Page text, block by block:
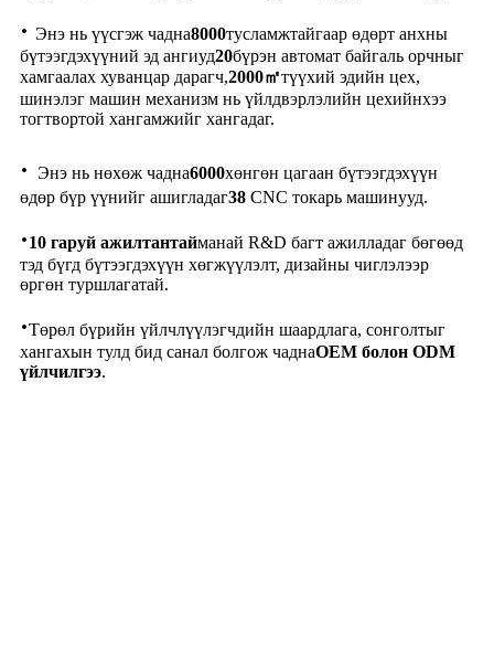
· Энэ нь үүсгэж чадна8000тусламжтайгаар өдөрт анхны
бүтээгдэхүүний эд ангиуд20бүрэн автомат байгаль орчныг
хамгаалах хуванцар дарагч,2000㎡түүхий эдийн цех,
шинэлэг машин механизм нь үйлдвэрлэлийн цехийнхээ
тогтвортой хангамжийг хангадаг.
· Энэ нь нөхөж чадна6000хөнгөн цагаан бүтээгдэхүүн
өдөр бүр үүнийг ашигладаг38 CNC токарь машинууд.
·10 гаруй ажилтантайманай R&D багт ажилладаг бөгөөд
тэд бүгд бүтээгдэхүүн хөгжүүлэлт, дизайны чиглэлээр
өргөн туршлагатай.
·Төрөл бүрийн үйлчлүүлэгчдийн шаардлага, сонголтыг
хангахын тулд бид санал болгож чаднаOEM болон ODM
үйлчилгээ.